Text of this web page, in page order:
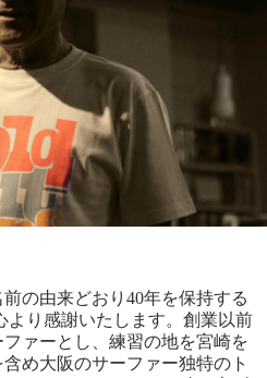
の由来どおり40年を保持する
より感謝いたします。創業以前
ァーとし、練習の地を宮崎を
め大阪のサーファー独特のト